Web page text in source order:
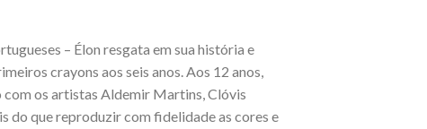
– Élon resgata em sua história e
crayons aos seis anos. Aos 12 anos,
com os artistas Aldemir Martins, Clóvis
do que reproduzir com fidelidade as cores e